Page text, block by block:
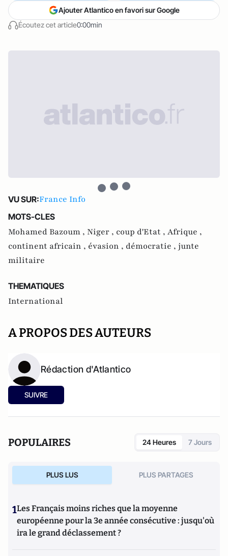
Écoutez cet article0:00min
Ajouter Atlantico en favori sur Google
VU SUR:France Info
MOTS-CLES
Mohamed Bazoum , Niger , coup d'Etat , Afrique ,
continent africain , évasion , démocratie , junte
militaire
THEMATIQUES
International
A PROPOS DES AUTEURS
Rédaction d'Atlantico
SUIVRE
POPULAIRES 24 Heures 7 Jours
PLUS LUS PLUS PARTAGES
1Les Français moins riches que la moyenne
européenne pour la 3e année consécutive : jusqu'où
ira le grand déclassement ?